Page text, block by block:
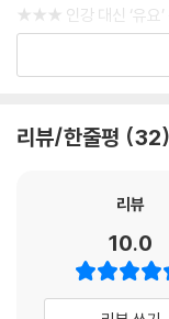
삼전도에서 청나라 황
번 땅에 박으며 절하는
라의 신하가 되었음을
공덕을 찬양하는 비석을
우리 민족의 분단은 현
련이 없는 과거의 이야
지. 다시는 같은 비극이
★★★ 인강 대신 ‘유요’
★★★ 2주 만에 학급 전
★★★ 9살 아들이 스스
연도, 사건명이 끝없이
늘 어렵고 딱딱한 공부
단일 영상 조회수
‘유요’의 세계에서는
리뷰/한줄평 32
리뷰
10.0